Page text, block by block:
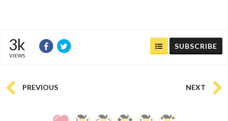
3k
VIEWS
SUBSCRIBE
PREVIOUS NEXT